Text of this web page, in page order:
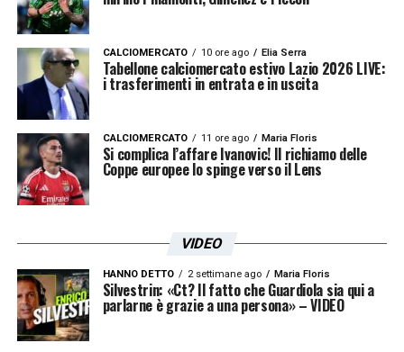
LA PLAYLIST DELLE NOSTRE TOP NEWS
CALCIOMERCATO 10 ore ago Elia Serra
Tabellone calciomercato estivo Lazio 2026 LIVE:
i trasferimenti in entrata e in uscita
CALCIOMERCATO 11 ore ago Maria Floris
Si complica l’affare Ivanovic! Il richiamo delle
Coppe europee lo spinge verso il Lens
VIDEO
HANNO DETTO 2 settimane ago Maria Floris
Silvestrin: «Ct? Il fatto che Guardiola sia qui a
parlarne è grazie a una persona» – VIDEO